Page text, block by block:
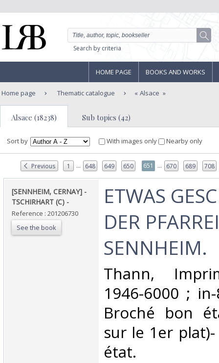
Search by criteria
HOME PAGE BOOKS AND WORKS
Home page Thematic catalogue Alsace
Alsace (18238) Sub topics (42)
Sort by With images only Nearby only
Previous 1 ... 648 649 650 651 ... 670 689 708
‎[SENNHEIM, CERNAY] -
TSCHIRHART (C) - ‎
Reference : 201206730
See the book
‎ETWAS
DER PFARREI
SENNHEIM. ‎
‎Thann,
1946-6000 ;
Broché bon
sur le 1er
état.‎